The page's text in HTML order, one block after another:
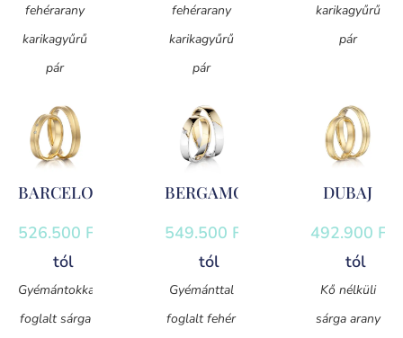
fehérarany
karikagyűrű
pár
fehérarany
karikagyűrű
pár
karikagyűrű
pár
BARCELONA
526.500 Ft
tól
Gyémántokkal
foglalt sárga
BERGAMO
549.500 Ft
tól
Gyémánttal
foglalt fehér
DUBAJ
492.900 Ft
tól
Kő nélküli
sárga arany